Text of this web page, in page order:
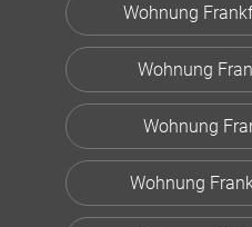
Wohnung
Wohnung
Wohnung
Wohnung